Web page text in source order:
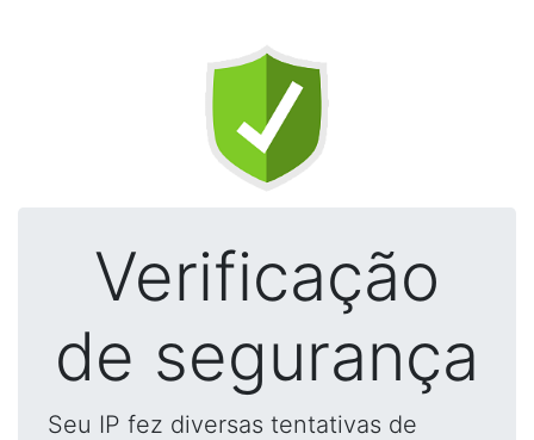
Verificação
de segurança
Seu IP fez diversas tentativas de